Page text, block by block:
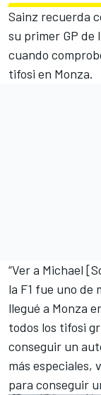
Sainz recuerda
su primer GP de
cuando
tifosi en Monza.
“Ver a Michael
la F1 fue uno de
llegué a Monza
todos los tifosi
conseguir un
más especiales,
para conseguir